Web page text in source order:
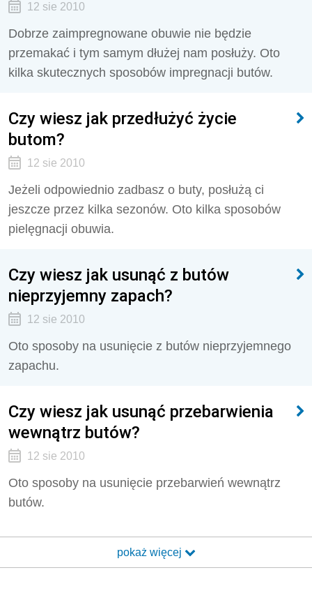
12 sie 2010
Dobrze zaimpregnowane obuwie nie będzie
przemakać i tym samym dłużej nam posłuży. Oto
kilka skutecznych sposobów impregnacji butów.
Czy wiesz jak przedłużyć życie
butom?
12 sie 2010
Jeżeli odpowiednio zadbasz o buty, posłużą ci
jeszcze przez kilka sezonów. Oto kilka sposobów
pielęgnacji obuwia.
Czy wiesz jak usunąć z butów
nieprzyjemny zapach?
12 sie 2010
Oto sposoby na usunięcie z butów nieprzyjemnego
zapachu.
Czy wiesz jak usunąć przebarwienia
wewnątrz butów?
12 sie 2010
Oto sposoby na usunięcie przebarwień wewnątrz
butów.
pokaż więcej